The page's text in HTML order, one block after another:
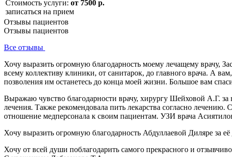
Стоимость услуги: от 7500 р.
записаться на прием
Отзывы пациентов
Отзывы пациентов
Все отзывы
Хочу выразить огромную благодарность моему лечащему врачу,
всему коллективу клиники, от санитарок, до главного врача. А
позволения им останетесь до конца моей жизни. Большое вам
Выражаю чувство благодарности врачу, хирургу Шейховой А.Г.
лечения. Также рекомендовала пить лекарства согласно
отношение медперсонала к своим пациентам. УЗИ врача
Хочу выразить огромную благодарность Абдуллаевой Диляре за
Хочу от всей души поблагодарить самого прекрасного и